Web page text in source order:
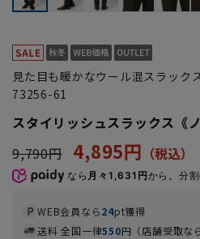
見た目も暖かなウール混スラック
73256-61
スタイリッシュスラックス《
9,790円 4,895円
なら 月々1,631円から。分
WEB会員なら24pt獲得
送料 全国一律550円（店舗受取な